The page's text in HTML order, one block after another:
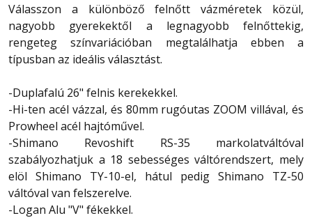
Válasszon a különböző felnőtt vázméretek közül,
nagyobb gyerekektől a legnagyobb felnőttekig,
rengeteg színvariációban megtalálhatja ebben a
típusban az ideális választást.
-Duplafalú 26" felnis kerekekkel.
-Hi-ten acél vázzal, és 80mm rugóutas ZOOM villával, és
Prowheel acél hajtóművel.
-Shimano Revoshift RS-35 markolatváltóval
szabályozhatjuk a 18 sebességes váltórendszert, mely
elöl Shimano TY-10-el, hátul pedig Shimano TZ-50
váltóval van felszerelve.
-Logan Alu "V" fékekkel.